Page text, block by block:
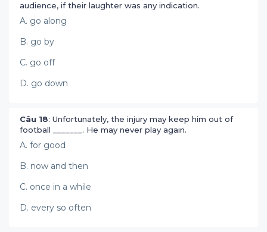
audience, if their laughter was any indication.
A. go along
B. go by
C. go off
D. go down
Câu 18: Unfortunately, the injury may keep him out of
football _______. He may never play again.
A. for good
B. now and then
C. once in a while
D. every so often